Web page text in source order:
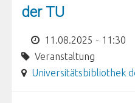
der TU
11.08.2025 - 11:30
Veranstaltung
Universitätsbibliothek